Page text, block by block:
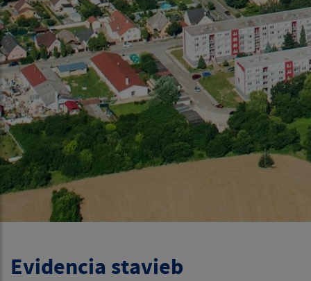
Evidencia stavieb